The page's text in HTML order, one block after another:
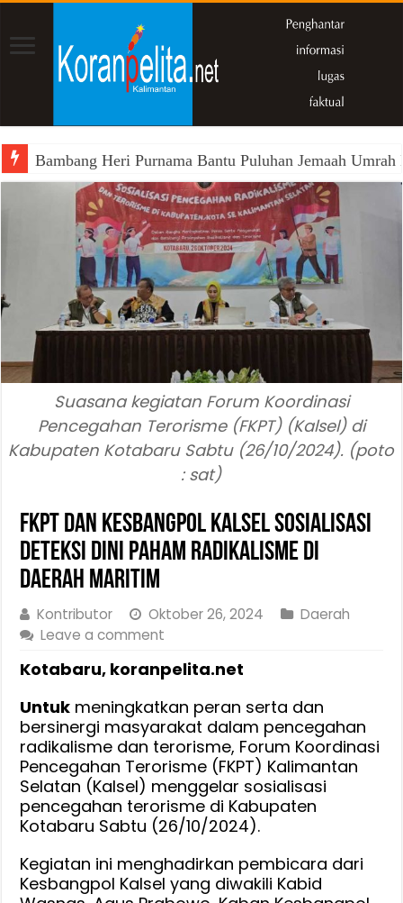
Bambang Heri Purnama Bantu Puluhan Jemaah
Suasana kegiatan Forum Koordinasi
Pencegahan Terorisme (FKPT) (Kalsel) di
Kabupaten Kotabaru Sabtu (26/10/2024). (poto
: sat)
FKPT dan Kesbangpol Kalsel Sosialisasi
Deteksi Dini Paham Radikalisme di
Daerah Maritim
Kontributor Oktober 26, 2024
Daerah
Leave a comment
Kotabaru, koranpelita.net
Untuk meningkatkan peran serta dan
bersinergi masyarakat dalam pencegahan
radikalisme dan terorisme, Forum Koordinasi
Pencegahan Terorisme (FKPT) Kalimantan
Selatan (Kalsel) menggelar sosialisasi
pencegahan terorisme di Kabupaten
Kotabaru Sabtu (26/10/2024).
Kegiatan ini menghadirkan pembicara dari
Kesbangpol Kalsel yang diwakili Kabid